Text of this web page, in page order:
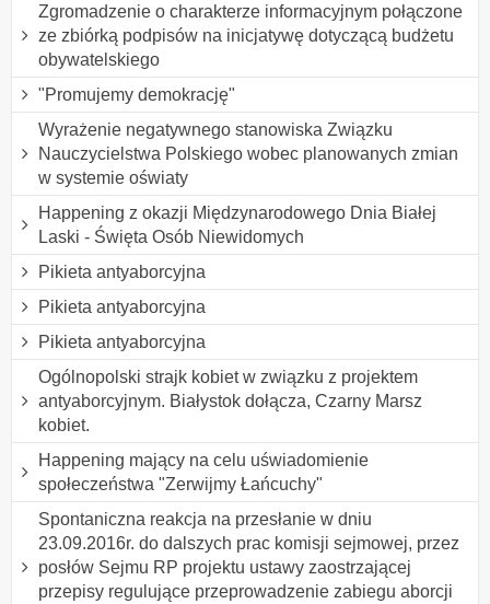
Zgromadzenie o charakterze informacyjnym połączone
ze zbiórką podpisów na inicjatywę dotyczącą budżetu
obywatelskiego
"Promujemy demokrację"
Wyrażenie negatywnego stanowiska Związku
Nauczycielstwa Polskiego wobec planowanych zmian
w systemie oświaty
Happening z okazji Międzynarodowego Dnia Białej
Laski - Święta Osób Niewidomych
Pikieta antyaborcyjna
Pikieta antyaborcyjna
Pikieta antyaborcyjna
Ogólnopolski strajk kobiet w związku z projektem
antyaborcyjnym. Białystok dołącza, Czarny Marsz
kobiet.
Happening mający na celu uświadomienie
społeczeństwa "Zerwijmy Łańcuchy"
Spontaniczna reakcja na przesłanie w dniu
23.09.2016r. do dalszych prac komisji sejmowej, przez
posłów Sejmu RP projektu ustawy zaostrzającej
przepisy regulujące przeprowadzenie zabiegu aborcji